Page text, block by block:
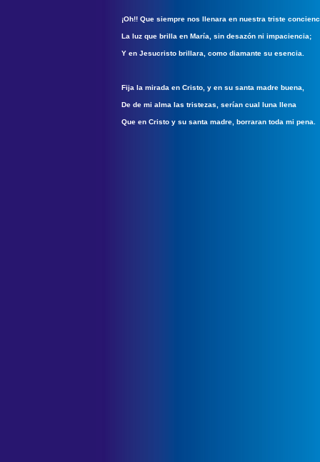
¡Oh!! Que siempre nos llenara en nuestra triste
La luz que brilla en María, sin desazón ni impaciencia;
Y en Jesucristo brillara, como diamante su esencia.
Fija la mirada en Cristo, y en su santa madre buena,
De de mi alma las tristezas, serían cual luna llena
Que en Cristo y su santa madre, borraran toda mi pena.